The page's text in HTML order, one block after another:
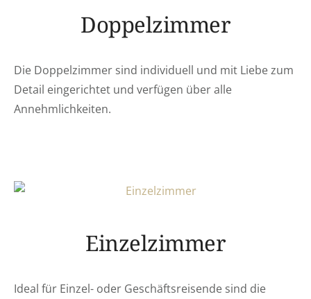
Doppelzimmer
Die Doppelzimmer sind individuell und mit Liebe zum
Detail eingerichtet und verfügen über alle
Annehmlichkeiten.
Einzelzimmer
Ideal für Einzel- oder Geschäftsreisende sind die